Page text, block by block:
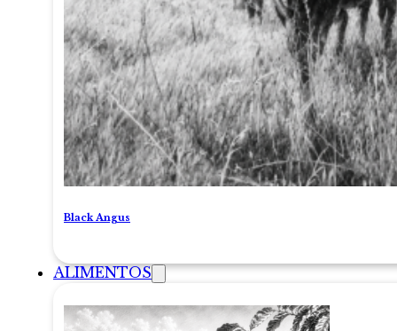
Black Angus
ALIMENTOS